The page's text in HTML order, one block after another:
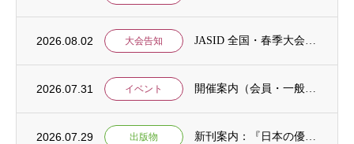
2026.08.02 大会告知
2026.07.31 イベント
2026.07.29 出版物